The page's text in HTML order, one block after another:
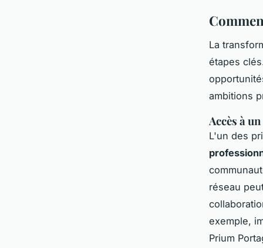
La
étapes
ambitions
Accès à
L'un des
réseau
exemple,
Prium